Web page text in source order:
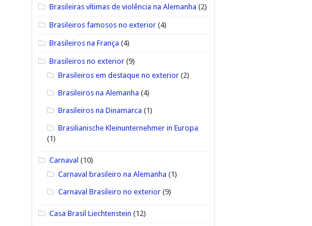
Brasileiras vítimas de violência na Alemanha (2)
Brasileiros famosos no exterior(4)
Brasileiros na França (4)
Brasileiros no exterior(9)
Brasileiros em destaque no exterior(2)
Brasileiros na Alemanha (4)
Brasileiros na Dinamarca (1)
Brasilianische Kleinunternehmer in Europa
(1)
Carnaval (10)
Carnaval brasileiro na Alemanha (1)
Carnaval Brasileiro no exterior(9)
Casa Brasil Liechtenstein (12)